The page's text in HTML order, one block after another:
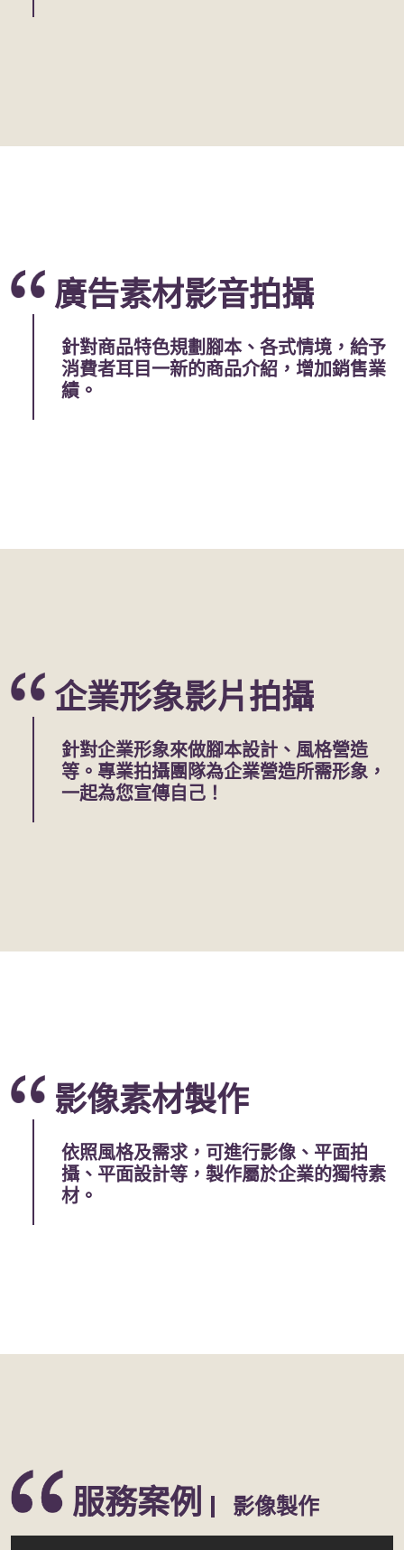
廣告素材影音拍攝
針對商品特色規劃腳本、各式情境，給予
消費者耳目一新的商品介紹，增加銷售業
績。
企業形象影片拍攝
針對企業形象來做腳本設計、風格營造
等。專業拍攝團隊為企業營造所需形象，
一起為您宣傳自己！
影像素材製作
依照風格及需求，可進行影像、平面拍
攝、平面設計等，製作屬於企業的獨特素
材。
服務案例 影像製作